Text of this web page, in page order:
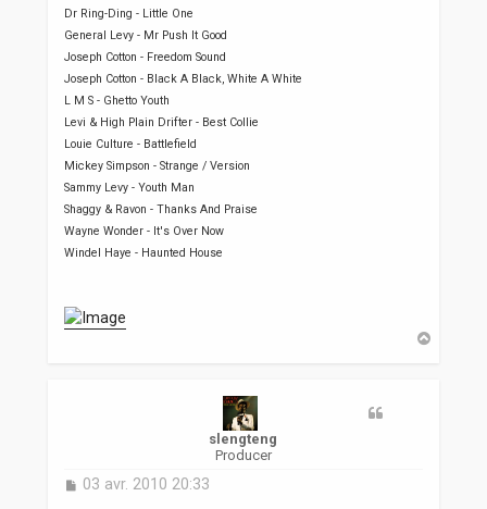
Dr Ring-Ding - Little One
General Levy - Mr Push It Good
Joseph Cotton - Freedom Sound
Joseph Cotton - Black A Black, White A White
L M S - Ghetto Youth
Levi & High Plain Drifter - Best Collie
Louie Culture - Battlefield
Mickey Simpson - Strange / Version
Sammy Levy - Youth Man
Shaggy & Ravon - Thanks And Praise
Wayne Wonder - It's Over Now
Windel Haye - Haunted House
slengteng
Producer
M
03 avr. 2010 20:33